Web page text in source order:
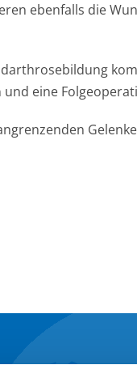
ebenfalls die
eine